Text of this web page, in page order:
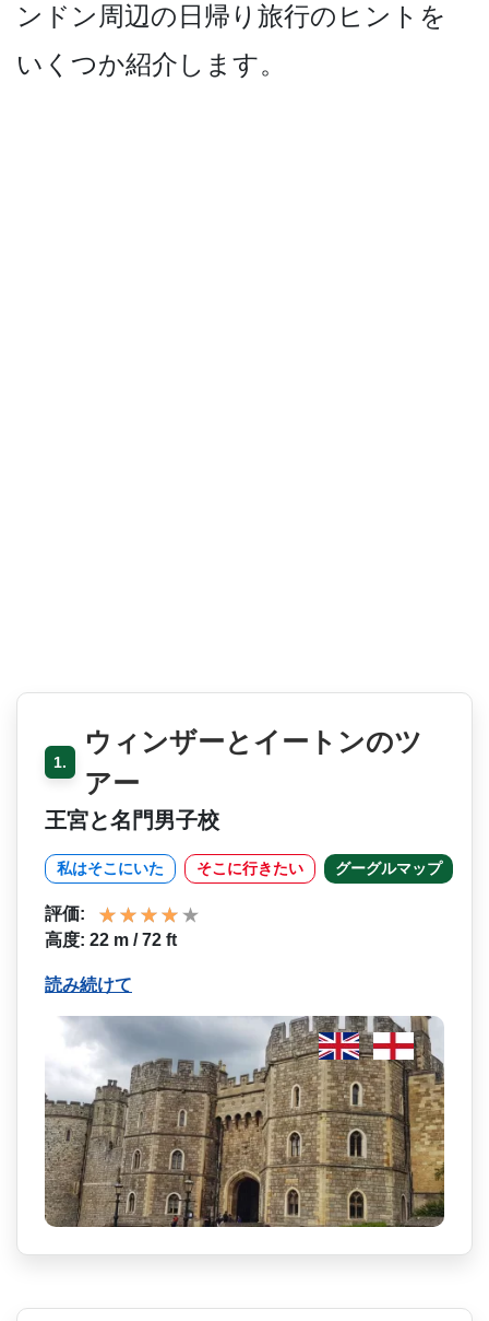
ンドン周辺の日帰り­旅行のヒントを
いくつか紹介します。
1.
ウィンザーとイートンのツ
アー
王宮と名門男子校
私はそこにいた そこに行きたい グーグルマップ
評価:
高度: 22 m / 72 ft
読み続けて